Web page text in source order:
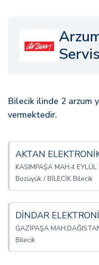
Bilecik ilinde 2 arzum
vermektedir.
AKTAN
KASIMPAŞA MAH.4
Bozüyük / BİLECİK Bilecik
DİNDAR
GAZİPAŞA
Bilecik